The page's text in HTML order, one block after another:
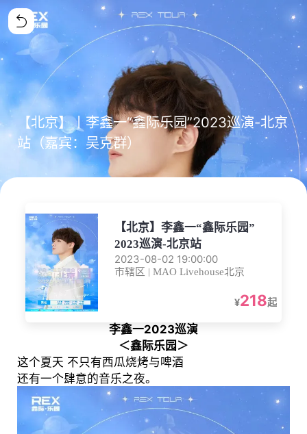
【北京】丨李鑫一“鑫际乐园”2023巡演-北京
站（嘉宾：吴克群）
【北京】李鑫一“鑫际乐园”
2023巡演-北京站
2023-08-02 19:00:00
市辖区 | MAO Livehouse北京
¥218起
李鑫一2023巡演
＜鑫际乐园＞
这个夏天 不只有西瓜烧烤与啤酒
还有一个肆意的音乐之夜。